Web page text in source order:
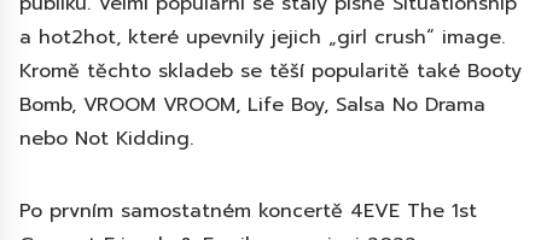
a hot2hot, které upevnily jejich „girl crush“ image.
Kromě těchto skladeb se těší popularitě také Booty
Bomb, VROOM VROOM, Life Boy, Salsa No Drama
nebo Not Kidding.
Po prvním samostatném koncertě 4EVE The 1st